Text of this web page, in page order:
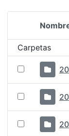
Selección
Carpetas